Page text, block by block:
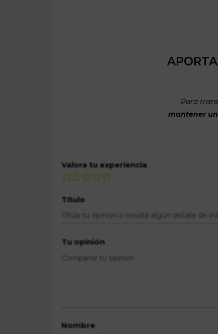
Para
mantener
Valora tu experiencia
Título
Tu opinión
Nombre